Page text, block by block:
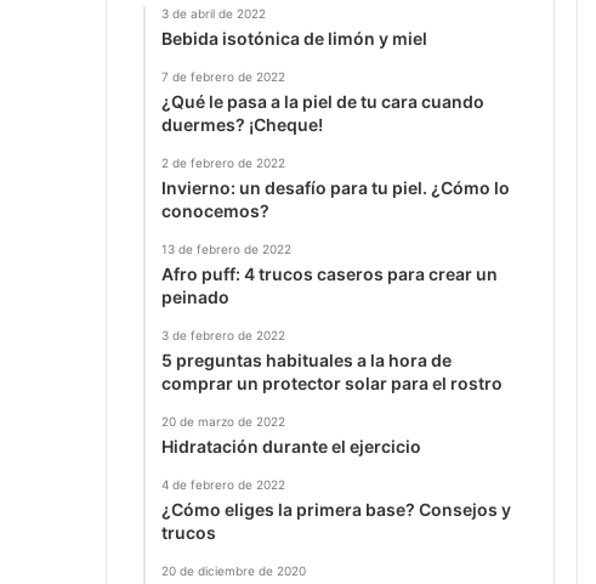
3 de abril de 2022
Bebida isotónica de limón y miel
7 de febrero de 2022
¿Qué le pasa a la piel de tu cara cuando
duermes? ¡Cheque!
2 de febrero de 2022
Invierno: un desafío para tu piel. ¿Cómo lo
conocemos?
13 de febrero de 2022
Afro puff: 4 trucos caseros para crear un
peinado
3 de febrero de 2022
5 preguntas habituales a la hora de
comprar un protector solar para el rostro
20 de marzo de 2022
Hidratación durante el ejercicio
4 de febrero de 2022
¿Cómo eliges la primera base? Consejos y
trucos
20 de diciembre de 2020